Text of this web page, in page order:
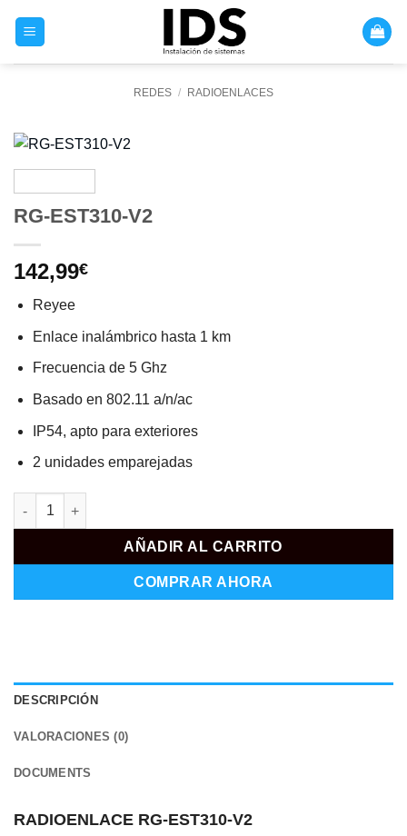
REDES / RADIOENLACES
RG-EST310-V2
142,99€
Reyee
Enlace inalámbrico hasta 1 km
Frecuencia de 5 Ghz
Basado en 802.11 a/n/ac
IP54, apto para exteriores
2 unidades emparejadas
RG-EST310-V2 cantidad
AÑADIR AL CARRITO
COMPRAR AHORA
DESCRIPCIÓN
VALORACIONES (0)
DOCUMENTS
RADIOENLACE RG-EST310-V2